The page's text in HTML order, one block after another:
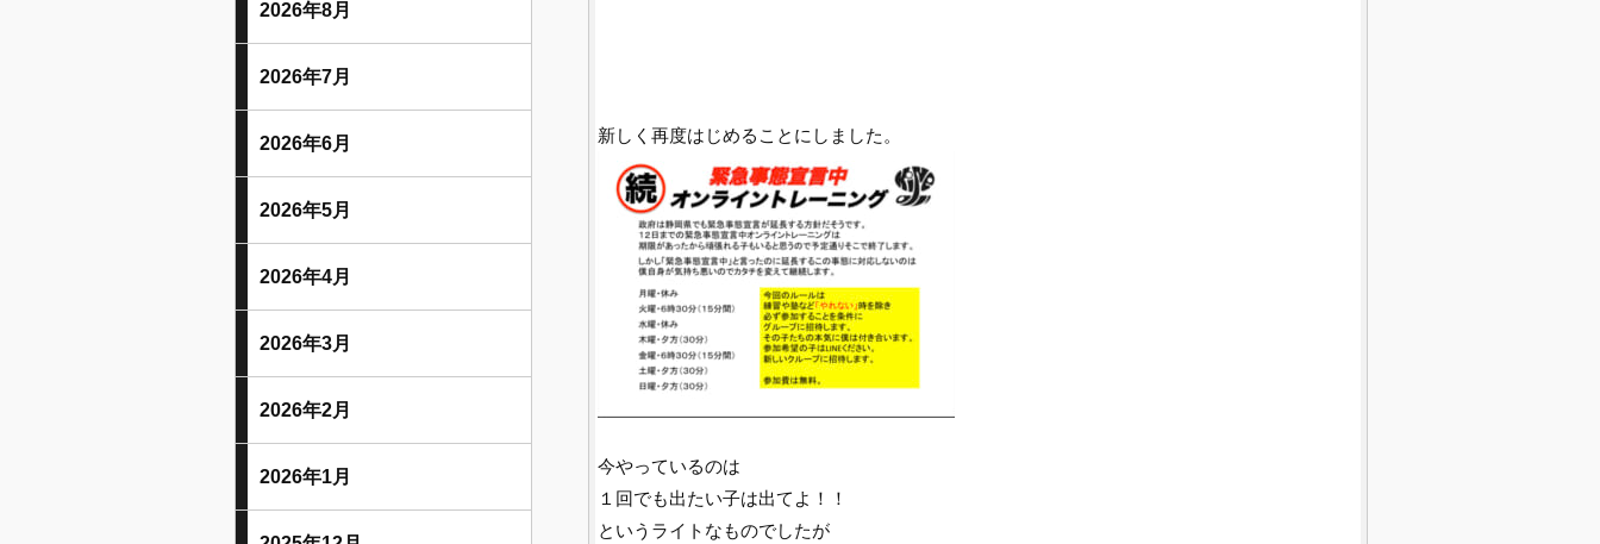
新しく再度はじめることにしました。
今やっているのは
１回でも出たい子は出てよ！！
というライトなものでしたが
2026年8月
2026年7月
2026年6月
2026年5月
2026年4月
2026年3月
2026年2月
2026年1月